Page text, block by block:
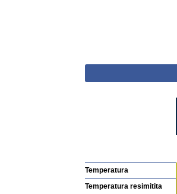
Temperatura
Temperatura resimitita